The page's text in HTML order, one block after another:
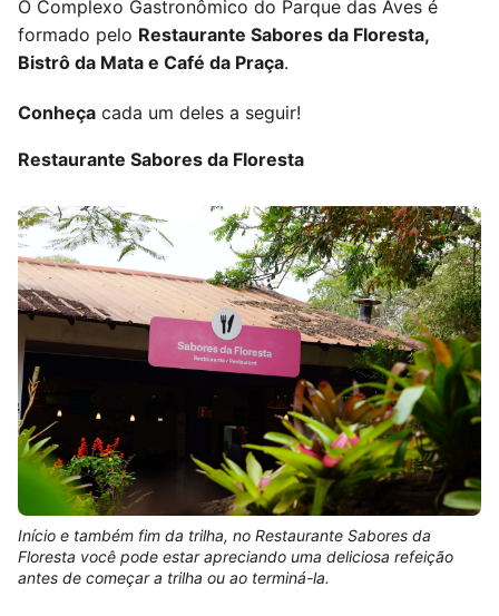
O Complexo Gastronômico do Parque das Aves é
formado pelo Restaurante Sabores da Floresta,
Bistrô da Mata e Café da Praça.
Conheça cada um deles a seguir!
Restaurante Sabores da Floresta
Início e também fim da trilha, no Restaurante Sabores da
Floresta você pode estar apreciando uma deliciosa refeição
antes de começar a trilha ou ao terminá-la.